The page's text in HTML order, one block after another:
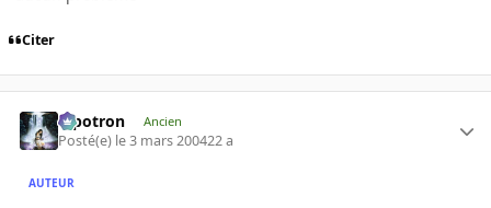
Citer
Pipotron Ancien
Posté(e) le 3 mars 200422 a
AUTEUR